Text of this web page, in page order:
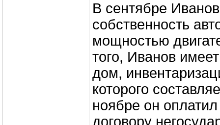
В сентябре
собственность
мощностью
того, Иванов
дом,
которого
ноябре он
договору